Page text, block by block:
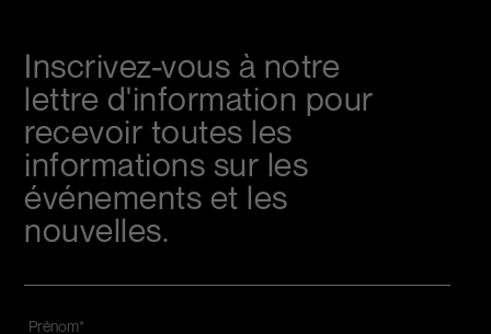
Inscrivez-vous à notre
lettre d'information pour
recevoir toutes les
informations sur les
événements et les
nouvelles.
Prénom